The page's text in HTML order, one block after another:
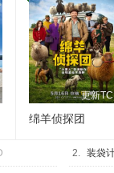
更新TC
绵羊侦探团
2. 装袋